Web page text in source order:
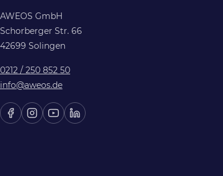
AWEOS GmbH
Schorberger Str. 66
42699 Solingen
0212 / 250 852 50
info@aweos.de